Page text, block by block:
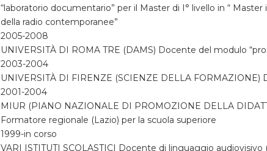
“laboratorio documentario” per il Master di I° livello in “
della radio contemporanee”
2005-2008
UNIVERSITÀ DI ROMA TRE (DAMS) Docente del modulo
2003-2004
UNIVERSITÀ DI FIRENZE (SCIENZE DELLA FORMAZIONE)
2001-2004
MIUR (PIANO NAZIONALE DI PROMOZIONE DELLA
Formatore regionale (Lazio) per la scuola superiore
1999-in corso
VARI ISTITUTI SCOLASTICI Docente di linguaggio